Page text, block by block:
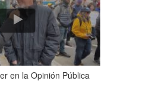
en la Opinión Pública